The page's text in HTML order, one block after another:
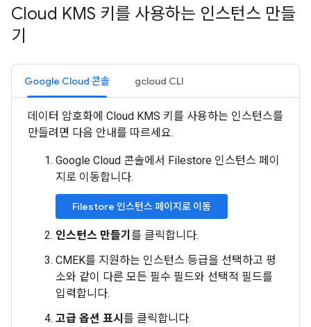
Cloud KMS 키를 사용하는 인스턴스 만들
기
Google Cloud 콘솔 gcloud CLI
데이터 암호화에 Cloud KMS 키를 사용하는 인스턴스를
만들려면 다음 안내를 따르세요.
Google Cloud 콘솔에서 Filestore 인스턴스 페이
지로 이동합니다.
Filestore 인스턴스 페이지로 이동
인스턴스 만들기 를 클릭합니다.
CMEK를 지원하는 인스턴스 등급을 선택하고 평
소와 같이 다른 모든 필수 필드와 선택적 필드를
입력합니다.
고급 옵션 표시 를 클릭합니다.